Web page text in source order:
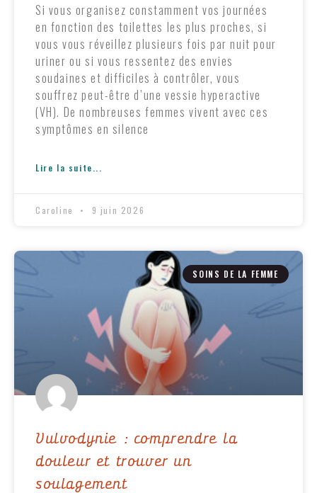
Si vous organisez constamment vos journées
en fonction des toilettes les plus proches, si
vous vous réveillez plusieurs fois par nuit pour
uriner ou si vous ressentez des envies
soudaines et difficiles à contrôler, vous
souffrez peut-être d’une vessie hyperactive
(VH). De nombreuses femmes vivent avec ces
symptômes en silence
Lire la suite...
Caroline 9 juin 2026
SOINS DE LA FEMME
Vulvodynie : comprendre la
douleur et trouver un
soulagement